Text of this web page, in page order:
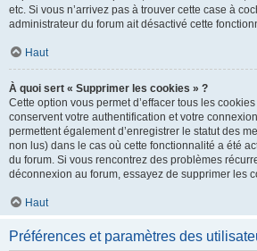
etc. Si vous n’arrivez pas à trouver cette case à
administrateur du forum ait désactivé cette
Haut
À quoi sert « Supprimer les cookies » ?
Cette option vous permet d’effacer tous les
conservent votre authentification et votre
permettent également d’enregistrer le statut des
non lus) dans le cas où cette fonctionnalité a été
du forum. Si vous rencontrez des problèmes
déconnexion au forum, essayez de supprimer les
Haut
Préférences et paramètres des